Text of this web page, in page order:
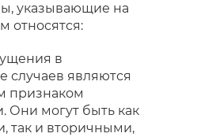
указывающие на
относятся:
в
случаев являются
признаком
Они могут быть как
так и вторичными,